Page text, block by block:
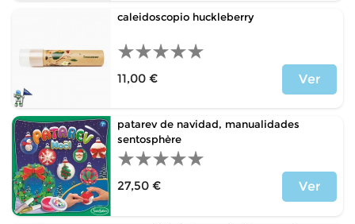
caleidoscopio huckleberry
11,00 €
Ver
patarev de navidad, manualidades
sentosphère
27,50 €
Ver